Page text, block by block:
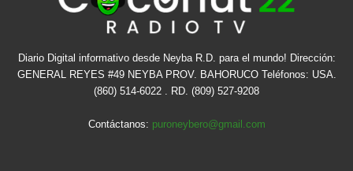
Diario Digital informativo desde Neyba R.D. para el mundo! Dirección:
GENERAL REYES #49 NEYBA PROV. BAHORUCO Teléfonos: USA.
(860) 514-6022 . RD. (809) 527-9208
Contáctanos: puroneybero@gmail.com